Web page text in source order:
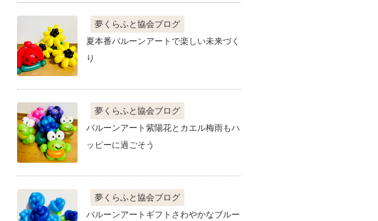
夢くらふと協会ブログ
夏本番バルーンアートで楽しい未来づく
り
夢くらふと協会ブログ
バルーンアート紫陽花とカエル梅雨もハ
ッピーに過ごそう
夢くらふと協会ブログ
バルーンアートギフトさわやかなブルー